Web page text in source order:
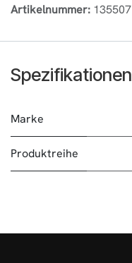
Artikelnummer: 135507
Spezifikationen
Marke
Produktreihe